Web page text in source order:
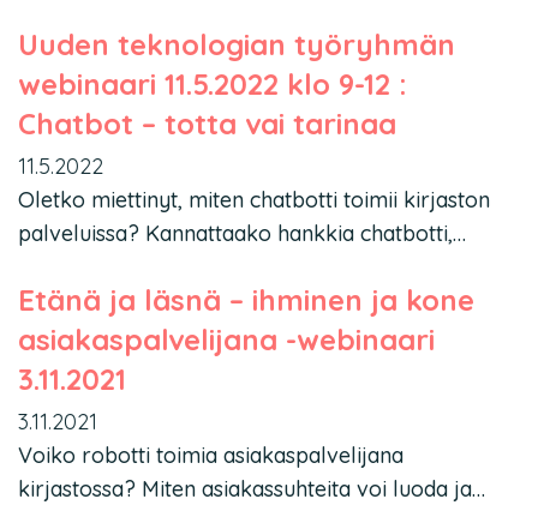
Uuden teknologian työryhmän
webinaari 11.5.2022 klo 9-12 :
Chatbot – totta vai tarinaa
11.5.2022
Oletko miettinyt, miten chatbotti toimii kirjaston
palveluissa? Kannattaako hankkia chatbotti,…
Etänä ja läsnä – ihminen ja kone
asiakaspalvelijana -webinaari
3.11.2021
3.11.2021
Voiko robotti toimia asiakaspalvelijana
kirjastossa? Miten asiakassuhteita voi luoda ja…